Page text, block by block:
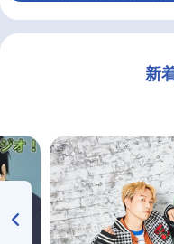
新